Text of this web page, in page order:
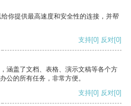
你提供最高速度和安全性的连接，并帮
支持[0] 反对[0]
涵盖了文档、表格、演示文稿等各个方
公的所有任务，非常方便。
支持[0] 反对[0]